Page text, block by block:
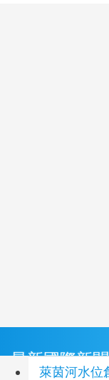
最新國際新聞
萊茵河水